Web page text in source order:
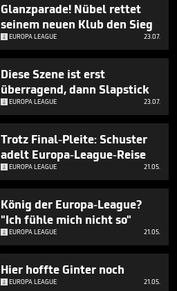
Glanzparade! Nübel rettet
seinem neuen Klub den Sieg
EUROPA LEAGUE 23.07.
Diese Szene ist erst
überragend, dann Slapstick
EUROPA LEAGUE 23.07.
Trotz Final-Pleite: Schuster
adelt Europa-League-Reise
EUROPA LEAGUE 21.05.
König der Europa-League?
"Ich fühle mich nicht so"
EUROPA LEAGUE 21.05.
Hier hoffte Ginter noch
EUROPA LEAGUE 21.05.